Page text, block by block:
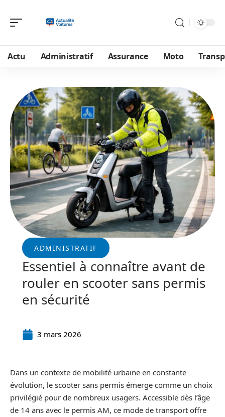
Actu Administratif Assurance Moto
ADMINISTRATIF
Essentiel à connaître avant de
rouler en scooter sans permis
en sécurité
3 mars 2026
Dans un contexte de mobilité urbaine en constante
évolution, le scooter sans permis émerge comme un choix
privilégié pour de nombreux usagers. Accessible dès l’âge
de 14 ans avec le permis AM, ce mode de transport offre